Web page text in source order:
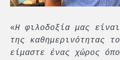
«Η φιλοδοξία μας
της καθημερινότητας
είμαστε ένας χώρος